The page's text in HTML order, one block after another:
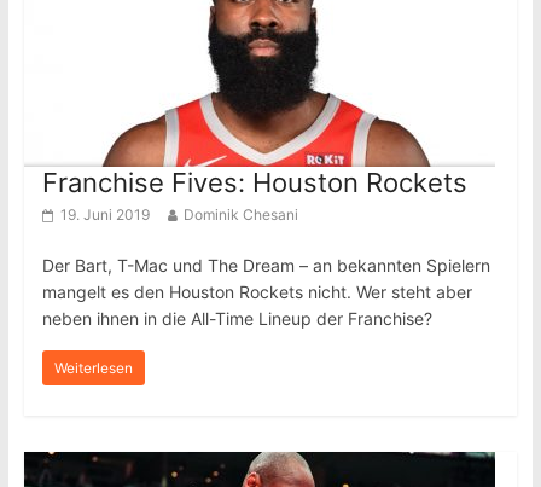
Franchise Fives: Houston Rockets
19. Juni 2019 Dominik Chesani
Der Bart, T-Mac und The Dream – an bekannten Spielern
mangelt es den Houston Rockets nicht. Wer steht aber
neben ihnen in die All-Time Lineup der Franchise?
Weiterlesen